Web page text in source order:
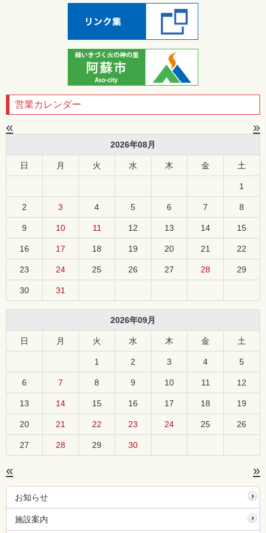
営業カレンダー
« »
2026年08月
日 月 火 水 木 金 土
1
2 3 4 5 6 7 8
9 10 11 12 13 14 15
16 17 18 19 20 21 22
23 24 25 26 27 28 29
30 31
2026年09月
日 月 火 水 木 金 土
1 2 3 4 5
6 7 8 9 10 11 12
13 14 15 16 17 18 19
20 21 22 23 24 25 26
27 28 29 30
« »
お知らせ
施設案内